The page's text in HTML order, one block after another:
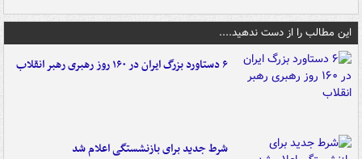
این مطالب را از دست ندهید....
۶ دستاورد بزرگ ایران در ۱۶۰ روز رهبری رهبر انقلاب
شرط جدید برای بازنشستگی اعلام شد